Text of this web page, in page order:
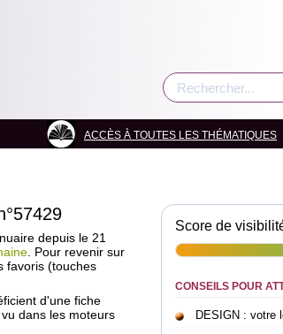
ACCÈS À TOUTES LES THÉMATIQUES
depuis le 21
. Pour revenir sur
favoris (touches
d'une fiche
dans les moteurs
Score de
CONSEILS POUR
DESIGN : votre